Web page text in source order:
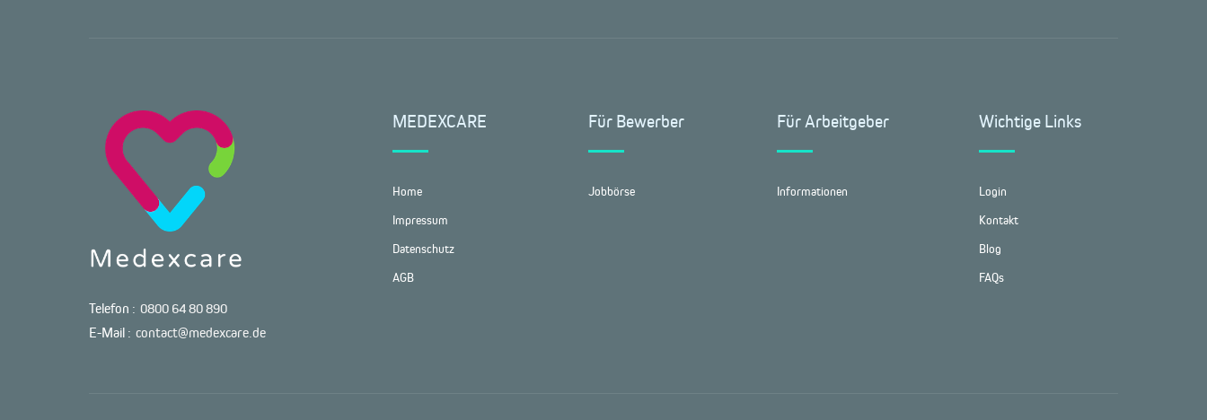
Telefon : 0800 64 80 890
E-Mail : contact@medexcare.de
MEDEXCARE
Home
Impressum
Datenschutz
AGB
Für Bewerber
Jobbörse
Für Arbeitgeber
Informationen
Wichtige Links
Login
Kontakt
Blog
FAQs